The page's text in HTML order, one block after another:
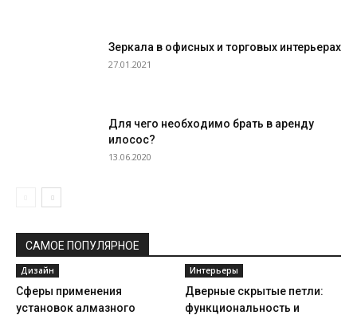
Зеркала в офисных и торговых интерьерах
27.01.2021
Для чего необходимо брать в аренду
илосос?
13.06.2020
САМОЕ ПОПУЛЯРНОЕ
Дизайн
Сферы применения
установок алмазного
Интерьеры
Дверные скрытые петли:
функциональность и